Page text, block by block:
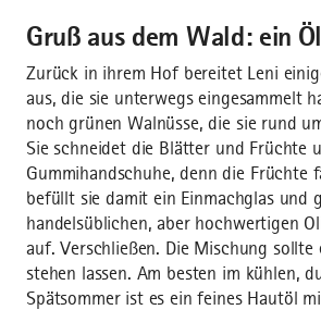
Gruß aus dem Wald: ein
Zurück in ihrem Hof bereitet Leni
aus, die sie unterwegs eingesammelt
noch grünen Walnüsse, die sie rund
Sie schneidet die Blätter und Früchte
Gummihandschuhe, denn die Früchte
befüllt sie damit ein Einmachglas und
handelsüblichen, aber hochwertigen
auf. Verschließen. Die Mischung sollte
stehen lassen. Am besten im kühlen,
Spätsommer ist es ein feines Hautöl